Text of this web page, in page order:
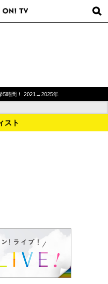
5時間！ 2021→2025年
スト